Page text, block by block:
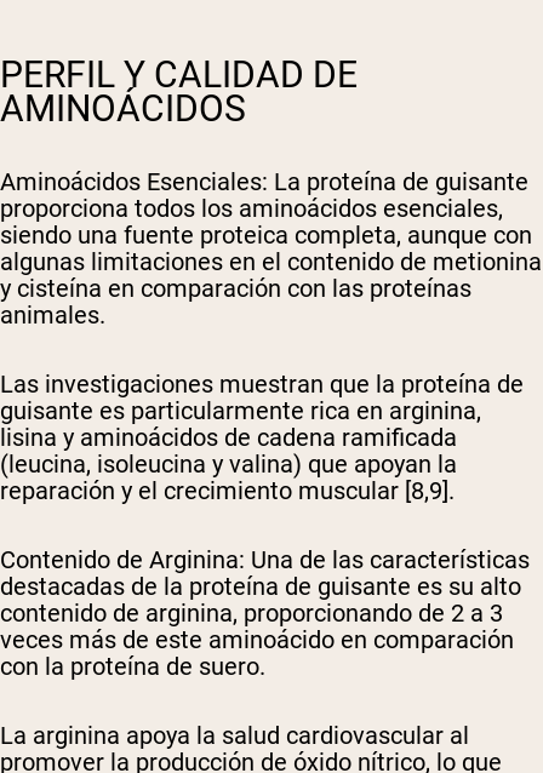
PERFIL Y CALIDAD DE
AMINOÁCIDOS
Aminoácidos Esenciales: La proteína de guisante
proporciona todos los aminoácidos esenciales,
siendo una fuente proteica completa, aunque con
algunas limitaciones en el contenido de metionina
y cisteína en comparación con las proteínas
animales.
Las investigaciones muestran que la proteína de
guisante es particularmente rica en arginina,
lisina y aminoácidos de cadena ramificada
(leucina, isoleucina y valina) que apoyan la
reparación y el crecimiento muscular [8,9].
Contenido de Arginina: Una de las características
destacadas de la proteína de guisante es su alto
contenido de arginina, proporcionando de 2 a 3
veces más de este aminoácido en comparación
con la proteína de suero.
La arginina apoya la salud cardiovascular al
promover la producción de óxido nítrico, lo que